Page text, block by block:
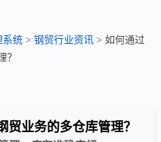
系统> 钢贸行业资讯> 如何通过
？
贸业务的多仓库管理？